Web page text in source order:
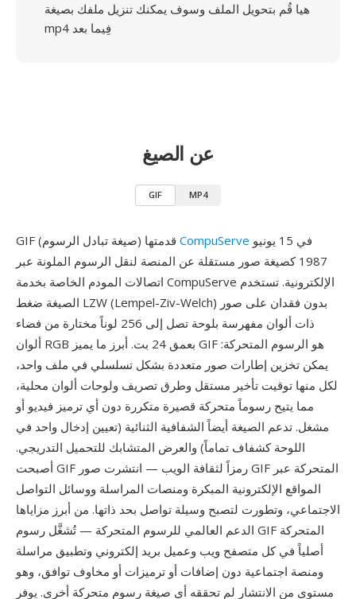
هيا قُم بتحويل الملف وسوف يمكنك تنزيل ملفك بصيغة
mp4 فِيما بعد
عن الصيغ
GIF MP4
CompuServe
1987 كصيغة صور مستقلة عن المنصة لنقل الرسوم الملونة عبر
اتصالات المودم الخاصة بخدمة CompuServe الإلكترونية. تستخدم
الصيغة ضغط LZW (Lempel-Ziv-Welch) بدون فقدان على صور
ذات ألوان مفهرسة بلوحة تصل إلى 256 لوناً مختارة من فضاء
ألوان RGB بعمق 24 بت. أبرز ما يميز GIF هو الرسوم المتحركة:
يمكن تخزين إطارات صور متعددة بشكل تسلسلي في ملف واحد،
لكل منها توقيت تأخير مستقل وطرق تصريف ولوحات ألوان محلية،
مما يتيح رسوماً متحركة قصيرة متكررة دون أي ترميز فيديو أو
مشغل. تدعم الصيغة أيضاً الشفافية الثنائية (تعيين إدخال واحد في
اللوحة كشفاف تماماً) والعرض المتشابك للتحميل التدريجي.
أصبحت GIF رمزاً لثقافة الويب — انتشرت صور GIF المتحركة عبر
المواقع الإلكترونية المبكرة ومنصات المراسلة ووسائل التواصل
الاجتماعي، وتطورت لتصبح وسيلة تواصل بحد ذاتها. من أبرز مزاياها
الدعم العالمي للرسوم المتحركة — تُشغَّل رسوم GIF المتحركة
أصلياً في كل متصفح ويب وعميل بريد إلكتروني وتطبيق مراسلة
ومنصة اجتماعية دون إضافات أو ترميزات أو مخاوف توافق، وهو
مستوى من الانتشار لم تحققه أي صيغة رسوم متحركة أخرى. يوفر